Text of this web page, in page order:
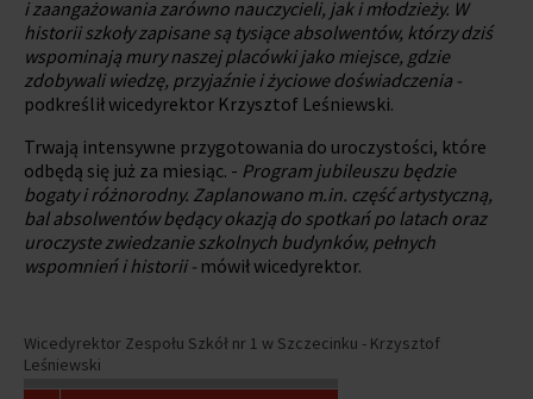
i zaangażowania zarówno nauczycieli, jak i młodzieży. W
historii szkoły zapisane są tysiące absolwentów, którzy dziś
wspominają mury naszej placówki jako miejsce, gdzie
zdobywali wiedzę, przyjaźnie i życiowe doświadczenia -
podkreślił wicedyrektor Krzysztof Leśniewski.
Trwają intensywne przygotowania do uroczystości, które
odbędą się już za miesiąc. - Program jubileuszu będzie
bogaty i różnorodny. Zaplanowano m.in. część artystyczną,
bal absolwentów będący okazją do spotkań po latach oraz
uroczyste zwiedzanie szkolnych budynków, pełnych
wspomnień i historii - mówiłwicedyrektor.
Wicedyrektor Zespołu Szkół nr 1 w Szczecinku - Krzysztof
Leśniewski